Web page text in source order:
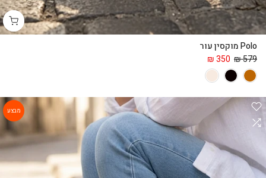
Polo מוקסין עור
579 ₪
350 ₪
מבצע